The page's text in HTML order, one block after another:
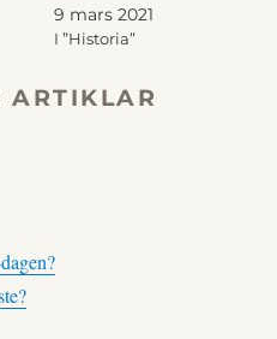
9 mars 2021
I ”Historia”
ARTIKLAR